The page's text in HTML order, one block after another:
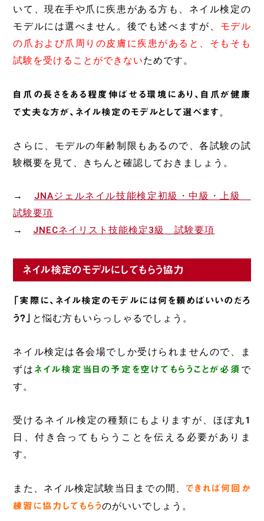
いて、現在手や爪に疾患がある方も、ネイル検定の
モデルには選べません。後でも述べますが、 モデル
の爪および爪周りの皮膚に疾患があると、そもそも
試験を受けることができないためです。
自爪の長さをある程度伸ばせる環境にあり、自爪が健康
で丈夫な方が、ネイル検定のモデルとして選べます。
さらに、モデルの年齢制限もあるので、各試験の試
験概要を見て、きちんと確認しておきましょう。
→ JNAジェルネイル技能検定初級・中級・上級
試験要項
→ JNECネイリスト技能検定3級 試験要項
ネイル検定のモデルにしてもらう協力
「実際に、ネイル検定のモデルには何を頼めばいいのだろ
う?」 と悩む方もいらっしゃるでしょう。
ネイル検定は各会場でしか受けられませんので、ま
ずは ネイル検定当日の予定を空けてもらうことが必須 で
す。
受けるネイル検定の種類にもよりますが、ほぼ丸1
日、付き合ってもらうことを伝える必要がありま
す。
また、ネイル検定試験当日までの間、
できれば何回か
練習に協力してもらうのがいいでしょう。